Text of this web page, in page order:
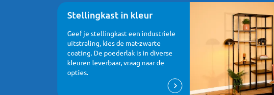
Stellingkast in kleur
Geef je stellingkast een industriele
uitstraling, kies de mat-zwarte
coating. De poederlak is in diverse
kleuren leverbaar, vraag naar de
opties.